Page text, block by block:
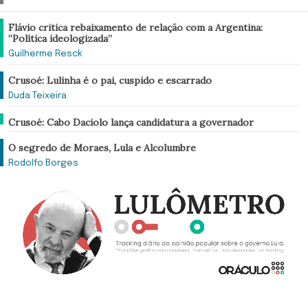
Brasil
Flávio critica rebaixamento de relação com a Argentina:
“Política ideologizada”
Guilherme Resck
Análise
Crusoé: Lulinha é o pai, cuspido e escarrado
Duda Teixeira
Brasil
Crusoé: Cabo Daciolo lança candidatura a governador
Análise
O segredo de Moraes, Lula e Alcolumbre
Rodolfo Borges